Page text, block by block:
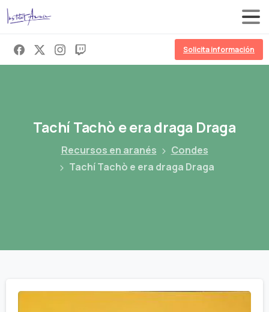
Solicita información
TachíTachò eeradraga Draga
Recursos en aranés
Condes
Tachí Tachò e era draga Draga